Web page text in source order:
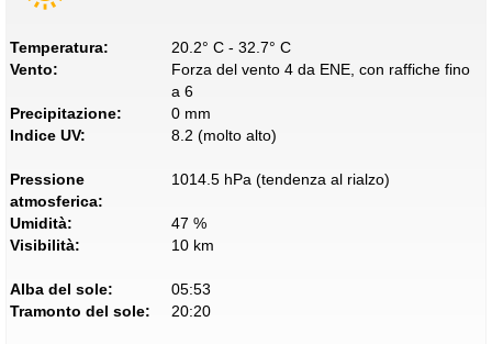
Temperatura:
20.2° C - 32.7° C
Vento:
Forza del vento 4 da ENE, con raffiche fino
a 6
Precipitazione:
0 mm
Indice UV:
8.2 (molto alto)
Pressione
atmosferica:
1014.5 hPa (tendenza al rialzo)
Umidità:
47 %
Visibilità:
10 km
Alba del sole:
05:53
Tramonto del sole:
20:20